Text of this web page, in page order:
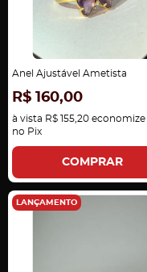
Anel Ajustável Ametista
R$ 160,00
à vista R$ 155,20 economize
no Pix
COMPRAR
LANÇAMENTO